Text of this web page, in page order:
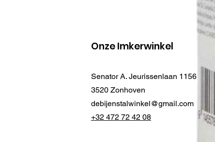
Onze Imkerwinkel
Senator A. Jeurissenlaan 1156
3520 Zonhoven
debijenstalwinkel@gmail.com
+32 472 72 42 08